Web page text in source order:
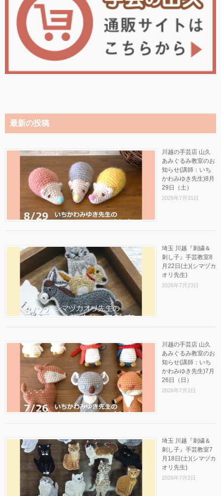
最新の投稿
川越の手芸店 山久
あみぐるみ教室のお
知らせ(講師：いち
かわみゆき先生)8月
29日（土）
2026年7月31日
埼玉 川越『刺繍＆
刺し子』手芸教室8
月22日(土)(シマヅカ
オリ先生)
2026年7月23日
川越の手芸店 山久
あみぐるみ教室のお
知らせ(講師：いち
かわみゆき先生)7月
26日（日）
2026年7月2日
埼玉 川越『刺繍＆
刺し子』手芸教室7
月18日(土)(シマヅカ
オリ先生)
2026年7月2日